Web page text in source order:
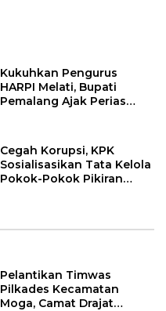
Kukuhkan Pengurus
HARPI Melati, Bupati
Pemalang Ajak Perias
Cegah Korupsi, KPK
Sosialisasikan Tata Kelola
Pokok-Pokok Pikiran
Pelantikan Timwas
Pilkades Kecamatan
Moga, Camat Drajat